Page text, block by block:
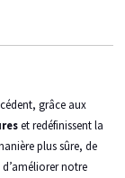
grâce aux
et redéfinissent la
plus sûre, de
notre